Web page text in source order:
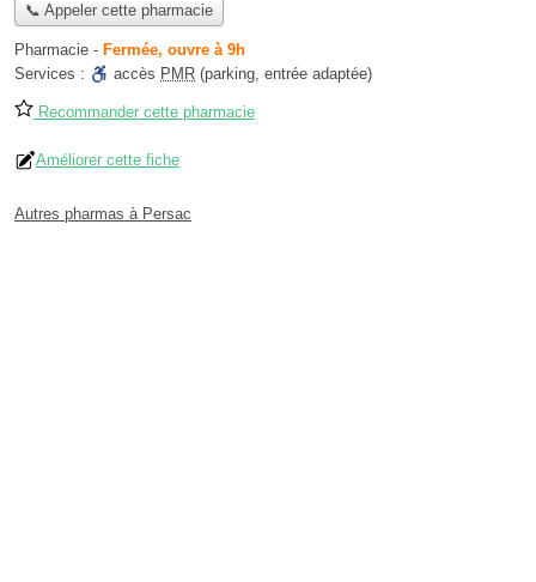
📞 Appeler cette pharmacie
Pharmacie - Fermée, ouvre à 9h
Services :
accès PMR (parking, entrée adaptée)
Recommander cette pharmacie
Améliorer cette fiche
Autres pharmas à Persac